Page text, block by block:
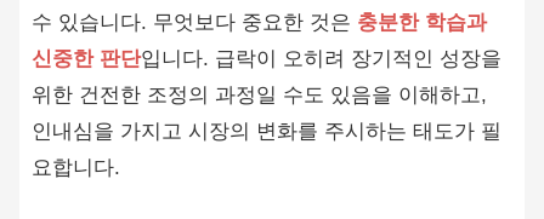
수 있습니다. 무엇보다 중요한 것은 충분한 학습과
신중한 판단입니다. 급락이 오히려 장기적인 성장을
위한 건전한 조정의 과정일 수도 있음을 이해하고,
인내심을 가지고 시장의 변화를 주시하는 태도가 필
요합니다.